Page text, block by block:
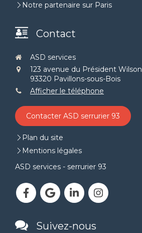
Notre partenaire sur Paris
Contact
ASD services
123 avenue du Président Wilson
93320 Pavillons-sous-Bois
Afficher le téléphone
Contacter ASD serrurier 93
Plan du site
Mentions légales
ASD services - serrurier 93
Suivez-nous